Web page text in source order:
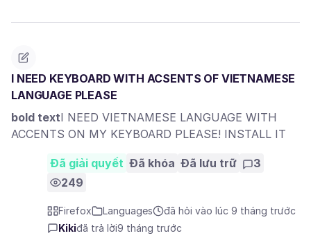
I NEED KEYBOARD WITH ACSENTS OF VIETNAMESE
LANGUAGE PLEASE
bold textI NEED VIETNAMESE LANGUAGE WITH
ACCENTS ON MY KEYBOARD PLEASE! INSTALL IT
Đã giải quyết Đã khóa Đã lưu trữ
3
249
Firefox Languages
đã hỏi vào lúc 9 tháng trước
Kikiđã trả lời9 tháng trước